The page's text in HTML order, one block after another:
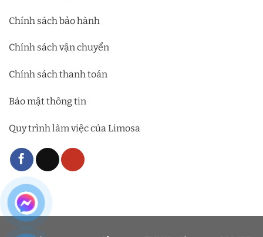
Chính sách bảo hành
Chính sách vận chuyển
Chính sách thanh toán
Bảo mật thông tin
Quy trình làm việc của Limosa